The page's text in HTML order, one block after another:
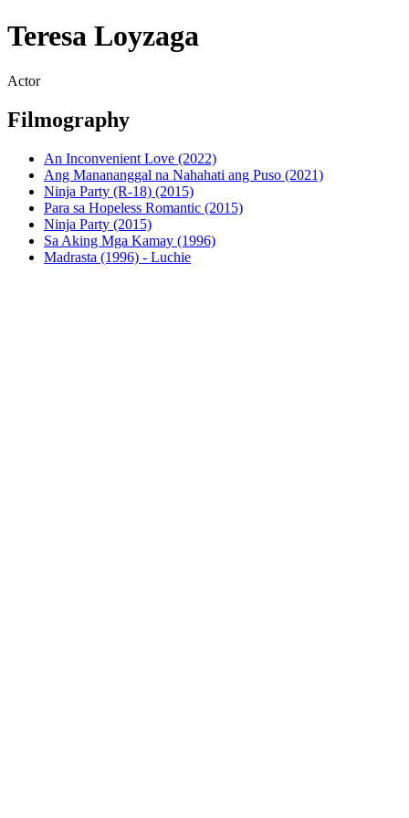
Teresa Loyzaga
Actor
Filmography
An Inconvenient Love (2022)
Ang Manananggal na Nahahati ang Puso (2021)
Ninja Party (R-18) (2015)
Para sa Hopeless Romantic (2015)
Ninja Party (2015)
Sa Aking Mga Kamay (1996)
Madrasta (1996) - Luchie